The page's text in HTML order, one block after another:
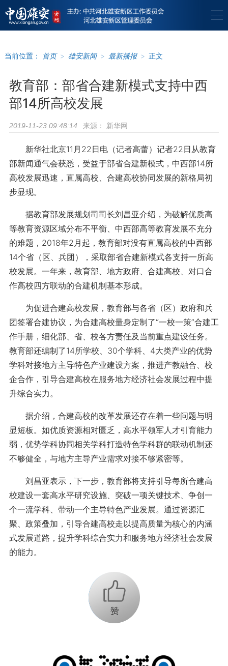
当前位置： 首页 > 雄安新闻 > 最新播报 > 正文
教育部：部省合建新模式支持中西
部14所高校发展
2019-11-23 09:48:14 来源： 新华网
新华社北京11月22日电（记者高蕾）记者22日从教育
部新闻通气会获悉，受益于部省合建新模式，中西部14所
高校发展迅速，直属高校、合建高校协同发展的新格局初
步显现。
据教育部发展规划司司长刘昌亚介绍，为破解优质高
等教育资源区域分布不平衡、中西部高等教育发展不充分
的难题，2018年2月起，教育部对没有直属高校的中西部
14个省（区、兵团），采取部省合建新模式各支持一所高
校发展。一年来，教育部、地方政府、合建高校、对口合
作高校四方联动的合建机制基本形成。
为促进合建高校发展，教育部与各省（区）政府和兵
团签署合建协议，为合建高校量身定制了“一校一策”合建工
作手册，细化部、省、校各方责任及当前重点建设任务。
教育部还编制了14所学校、30个学科、4大类产业的优势
学科对接地方主导特色产业建设方案，推进产教融合、校
企合作，引导合建高校在服务地方经济社会发展过程中提
升综合实力。
据介绍，合建高校的改革发展还存在着一些问题与明
显短板。如优质资源相对匮乏，高水平领军人才引育能力
弱，优势学科协同相关学科打造特色学科群的联动机制还
不够健全，与地方主导产业需求对接不够紧密等。
刘昌亚表示，下一步，教育部将支持引导每所合建高
校建设一套高水平研究设施、突破一项关键技术、争创一
个一流学科、带动一个主导特色产业发展。通过资源汇
聚、政策叠加，引导合建高校走以提高质量为核心的内涵
式发展道路，提升学科综合实力和服务地方经济社会发展
的能力。
+1